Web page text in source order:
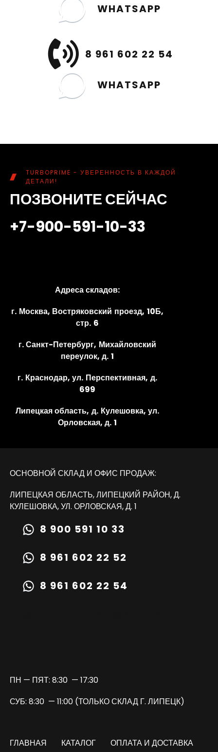
WHATSAPP
8 961 602 22 54
WHATSAPP
TURBOPRIME - УВЕРЕННОСТЬ В КАЖДОЙ
ДЕТАЛИ!
ПОЗВОНИТЕ СЕЙЧАС
+7-900-591-10-33
Адреса складов:
г. Москва, Востряковский проезд, 10Б,
стр. 6
г. Санкт-Петербург, Михайловский
переулок, д. 1
г. Краснодар, ул. Перспективная, д.
699
Липецкая область, д. Кулешовка, ул.
Орловская, д. 1
ОСНОВНОЙ СКЛАД И ОФИС ПРОДАЖ:
ЛИПЕЦКАЯ ОБЛАСТЬ, ЛИПЕЦКИЙ РАЙОН, Д.
КУЛЕШОВКА, УЛ. ОРЛОВСКАЯ, Д. 1
8 900 591 10 33
8 961 602 22 52
8 961 602 22 54
ПН — ПЯТ: 8:30 — 17:30
СУБ: 8:30 — 11:00 (ТОЛЬКО СКЛАД Г. ЛИПЕЦК)
ГЛАВНАЯ КАТАЛОГ
ОПЛАТА И ДОСТАВКА